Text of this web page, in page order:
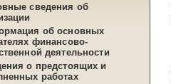
сведения об
об основных
финансово-
деятельности
о предстоящих и
работах